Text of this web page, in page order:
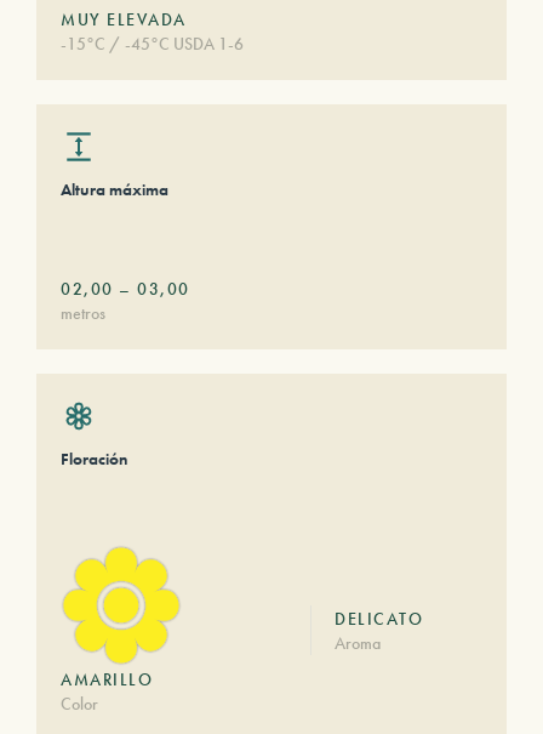
MUY ELEVADA
-15°C / -45°C USDA 1-6
Altura máxima
02,00 – 03,00
metros
Floración
AMARILLO
Color
DELICATO
Aroma